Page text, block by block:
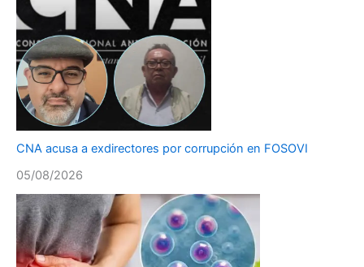
CNA acusa a exdirectores por corrupción en FOSOVI
05/08/2026